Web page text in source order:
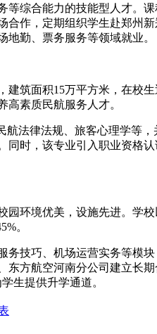
综合能力的技能型人才。
作，定期组织学生赴郑州
勤、票务服务等领域就业。
筑面积15万平方米，在校
素质民航服务人才。
法律法规、旅客心理学等
时，该专业引入职业资格
环境优美，设施先进。学
。
技巧、机场运营实务等模
方航空河南分公司建立长
生提供升学通道。